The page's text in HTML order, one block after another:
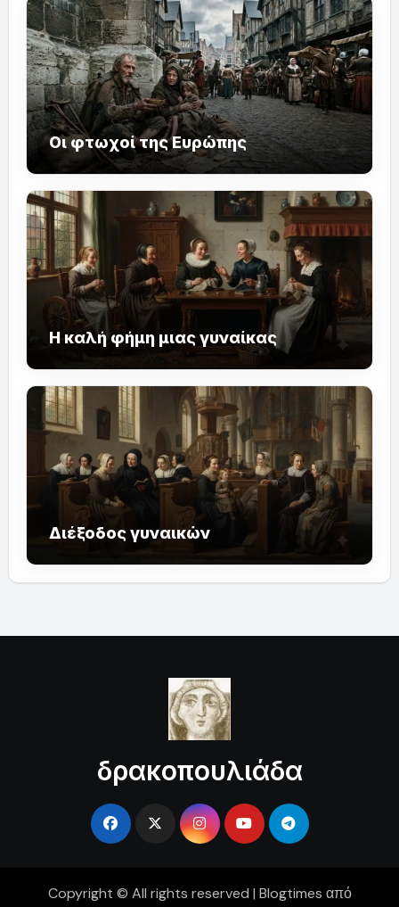
Οι φτωχοί της Ευρώπης
Η καλή φήμη μιας γυναίκας
Διέξοδος γυναικών
δρακοπουλιάδα
Copyright © All rights reserved | Blogtimes από